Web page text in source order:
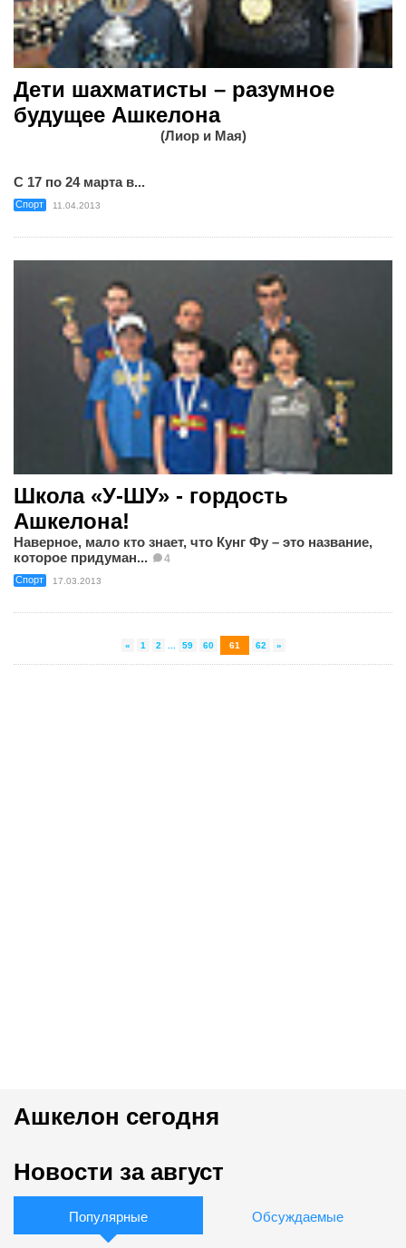
Дети шахматисты – разумное
будущее Ашкелона
(Лиор и Мая)
С 17 по 24 марта в...
Спорт 11.04.2013
Школа «У-ШУ» - гордость
Ашкелона!
Наверное, мало кто знает, что Кунг Фу – это название,
которое придуман...
4
Спорт 17.03.2013
« 1 2 59 60 61 62 »
Ашкелон сегодня
Новости за август
Популярные Обсуждаемые